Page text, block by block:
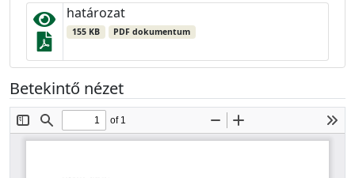
határozat
155 KB PDF dokumentum
Betekintő nézet